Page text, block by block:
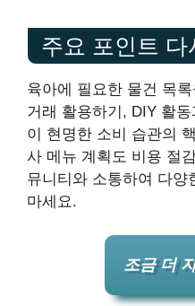
주요 포인트 다
육아에 필요한 물건 목
거래 활용하기, DIY 활
이 현명한 소비 습관의
사 메뉴 계획도 비용 절
뮤니티와 소통하여 다양
마세요.
조금 더